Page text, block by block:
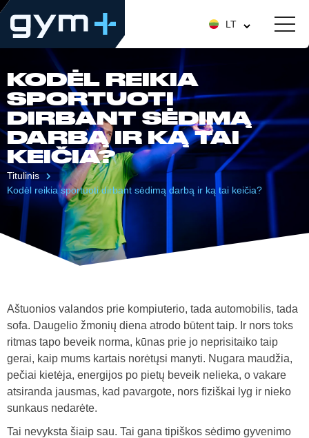
LT
KODĖL REIKIA
SPORTUOTI
DIRBANT SĖDIMĄ
DARBĄ IR KĄ TAI
KEIČIA?
Titulinis
Kodėl reikia sportuoti dirbant sėdimą darbą ir ką tai keičia?
Aštuonios valandos prie kompiuterio, tada automobilis, tada
sofa. Daugelio žmonių diena atrodo būtent taip. Ir nors toks
ritmas tapo beveik norma, kūnas prie jo neprisitaiko taip
gerai, kaip mums kartais norėtųsi manyti. Nugara maudžia,
pečiai kietėja, energijos po pietų beveik nelieka, o vakare
atsiranda jausmas, kad pavargote, nors fiziškai lyg ir nieko
sunkaus nedarėte.
Tai nevyksta šiaip sau. Tai gana tipiškos sėdimo gyvenimo